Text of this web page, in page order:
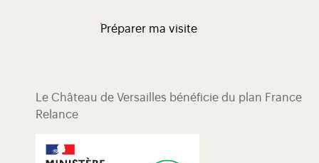
Préparer ma visite
Le Château de Versailles bénéficie du plan France
Relance